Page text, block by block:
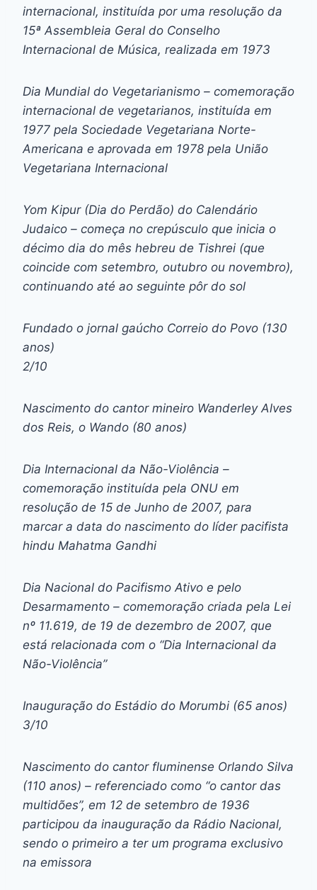
internacional, instituída por uma resolução da
15ª Assembleia Geral do Conselho
Internacional de Música, realizada em 1973
Dia Mundial do Vegetarianismo – comemoração
internacional de vegetarianos, instituída em
1977 pela Sociedade Vegetariana Norte-
Americana e aprovada em 1978 pela União
Vegetariana Internacional
Yom Kipur (Dia do Perdão) do Calendário
Judaico – começa no crepúsculo que inicia o
décimo dia do mês hebreu de Tishrei (que
coincide com setembro, outubro ou novembro),
continuando até ao seguinte pôr do sol
Fundado o jornal gaúcho Correio do Povo (130
anos)
2/10
Nascimento do cantor mineiro Wanderley Alves
dos Reis, o Wando (80 anos)
Dia Internacional da Não-Violência –
comemoração instituída pela ONU em
resolução de 15 de Junho de 2007, para
marcar a data do nascimento do líder pacifista
hindu Mahatma Gandhi
Dia Nacional do Pacifismo Ativo e pelo
Desarmamento – comemoração criada pela Lei
nº 11.619, de 19 de dezembro de 2007, que
está relacionada com o “Dia Internacional da
Não-Violência”
Inauguração do Estádio do Morumbi (65 anos)
3/10
Nascimento do cantor fluminense Orlando Silva
(110 anos) – referenciado como “o cantor das
multidões”, em 12 de setembro de 1936
participou da inauguração da Rádio Nacional,
sendo o primeiro a ter um programa exclusivo
na emissora